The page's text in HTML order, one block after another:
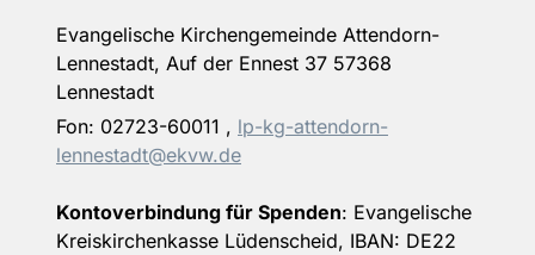
Evangelische Kirchengemeinde Attendorn-
Lennestadt, Auf der Ennest 37 57368
Lennestadt
Fon: 02723-60011 , lp-kg-attendorn-
lennestadt@ekvw.de
Kontoverbindung für Spenden: Evangelische
Kreiskirchenkasse Lüdenscheid, IBAN: DE22